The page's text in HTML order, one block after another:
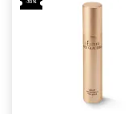
-30%